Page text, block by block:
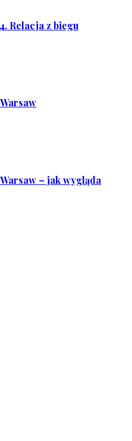
Relacja z biegu
– jak wygląda